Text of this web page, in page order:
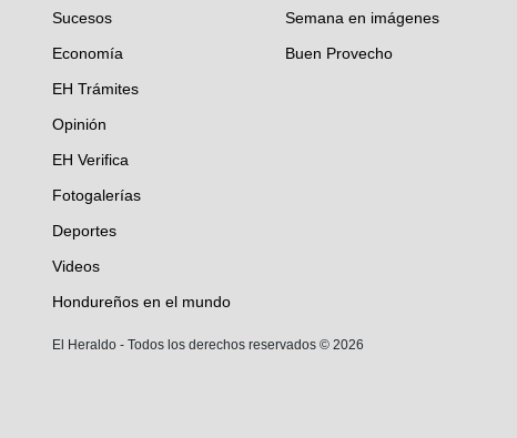
Sucesos
Economía
EH Trámites
Opinión
EH Verifica
Fotogalerías
Deportes
Videos
Hondureños en el mundo
Semana en imágenes
Buen Provecho
El Heraldo - Todos los derechos reservados © 2026